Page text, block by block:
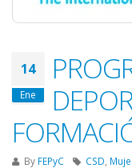
14
Ene
By FEPyC CSD